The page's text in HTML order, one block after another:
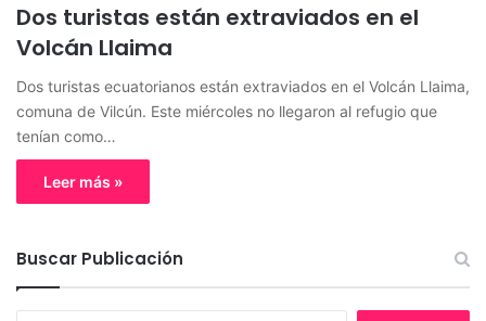
Dos turistas están extraviados en el
Volcán Llaima
Dos turistas ecuatorianos están extraviados en el Volcán Llaima,
comuna de Vilcún. Este miércoles no llegaron al refugio que
tenían como…
Leer más »
Buscar Publicación